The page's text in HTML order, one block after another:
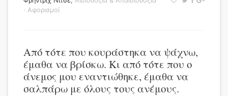
· Αφορισμοί
Από τότε που κουράστηκα να ψάχνω,
έμαθα να βρίσκω. Κι από τότε που ο
άνεμος μου εναντιώθηκε, έμαθα να
σαλπάρω με όλους τους ανέμους.